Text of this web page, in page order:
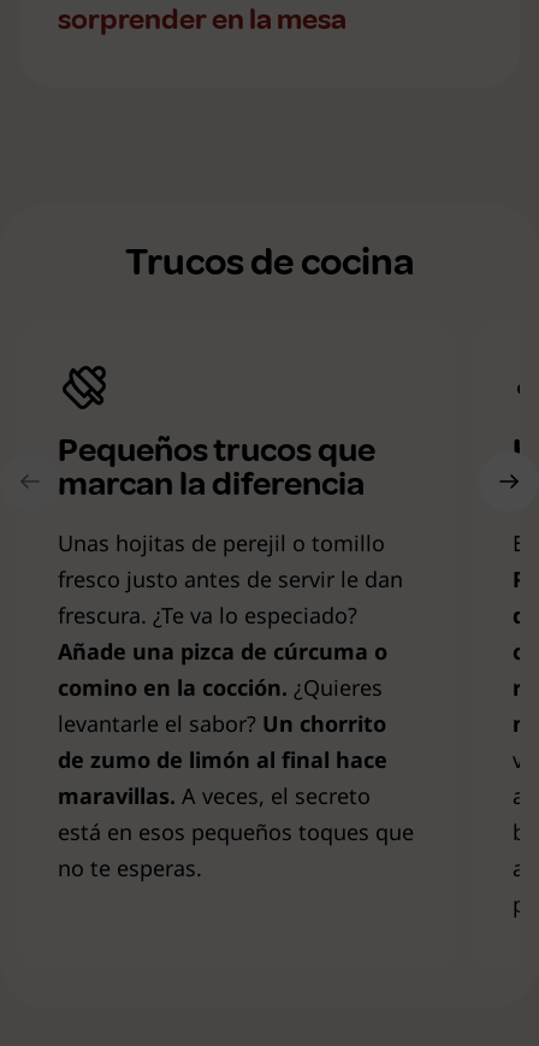
sorprender en la mesa
Trucos de cocina
Pequeños trucos que
marcan la diferencia
Unas hojitas de perejil o tomillo
fresco justo antes de servir le dan
frescura. ¿Te va lo especiado?
Añade una pizca de cúrcuma o
comino en la cocción. ¿Quieres
levantarle el sabor? Un chorrito
de zumo de limón al final hace
maravillas. A veces, el secreto
está en esos pequeños toques que
no te esperas.